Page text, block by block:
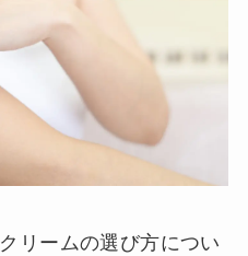
リームの選び方につい